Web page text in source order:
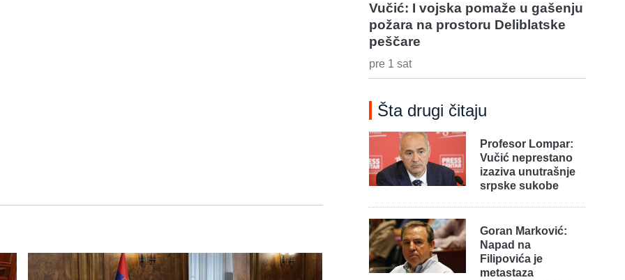
Vučić: I vojska pomaže u gašenju
požara na prostoru Deliblatske
peščare
pre 1 sat
Šta drugi čitaju
Profesor Lompar:
Vučić neprestano
izaziva unutrašnje
srpske sukobe
Goran Marković:
Napad na
Filipovića je
metastaza